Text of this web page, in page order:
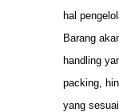
hal
Barang
handling
packing,
yang